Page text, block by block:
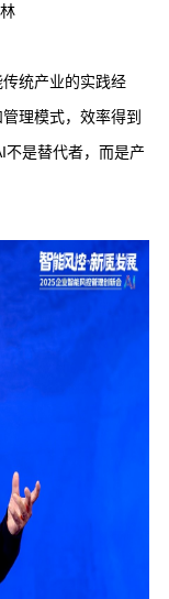
统产业的实践经
理模式，效率得到
不是替代者，而是产